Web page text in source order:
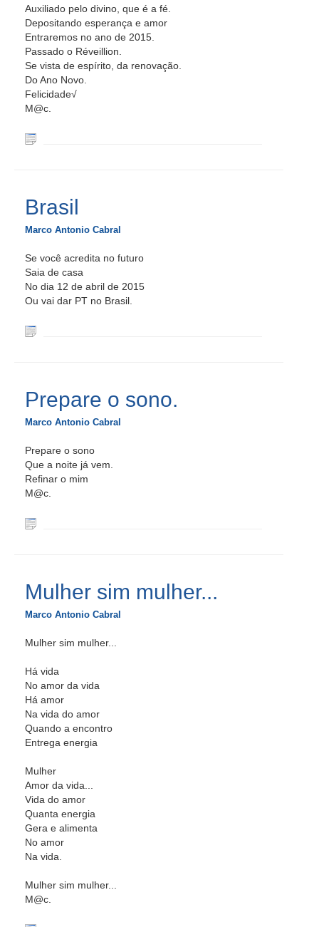
Auxiliado pelo divino, que é a fé.
Depositando esperança e amor
Entraremos no ano de 2015.
Passado o Réveillion.
Se vista de espírito, da renovação.
Do Ano Novo.
Felicidade√
M@c.
Brasil
Marco Antonio Cabral
Se você acredita no futuro
Saia de casa
No dia 12 de abril de 2015
Ou vai dar PT no Brasil.
Prepare o sono.
Marco Antonio Cabral
Prepare o sono
Que a noite já vem.
Refinar o mim
M@c.
Mulher sim mulher...
Marco Antonio Cabral
Mulher sim mulher...
Há vida
No amor da vida
Há amor
Na vida do amor
Quando a encontro
Entrega energia
Mulher
Amor da vida...
Vida do amor
Quanta energia
Gera e alimenta
No amor
Na vida.
Mulher sim mulher...
M@c.